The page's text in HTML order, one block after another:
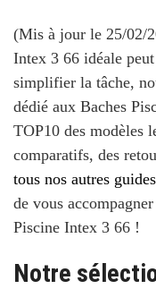
(Mis à jour le 25/02/
Intex 3 66 idéale
simplifier la tâche,
dédié aux Baches
TOP10 des modèles
comparatifs, des
tous nos autres
de vous
Piscine Intex 3 66 !
Notre